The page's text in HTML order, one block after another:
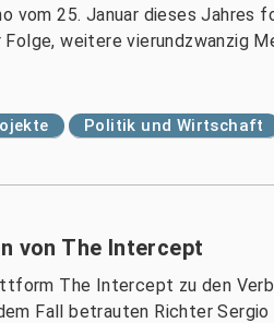
vom 25. Januar dieses
weitere vierundzwanzig
Politik und Wirtschaft
von The Intercept
The Intercept zu den
Fall betrauten Richter